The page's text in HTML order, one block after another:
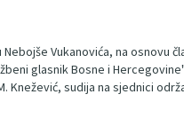
Vukanovića, na osnovu
glasnik Bosne i
sudija na sjednici